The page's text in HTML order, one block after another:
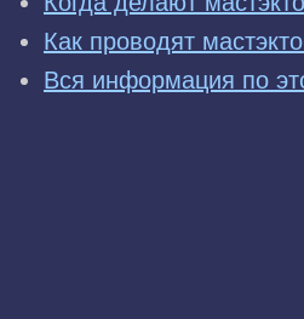
Как проводят
Вся информация по